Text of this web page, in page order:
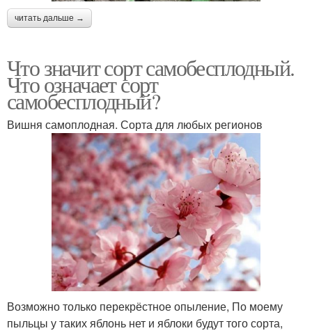
читать дальше →
Что значит сорт самобесплодный.
Что означает сорт
самобесплодный?
Вишня самоплодная. Сорта для любых регионов
​Возможно только перекрёстное опыление, По моему
пыльцы у таких яблонь нет и яблоки будут того сорта,